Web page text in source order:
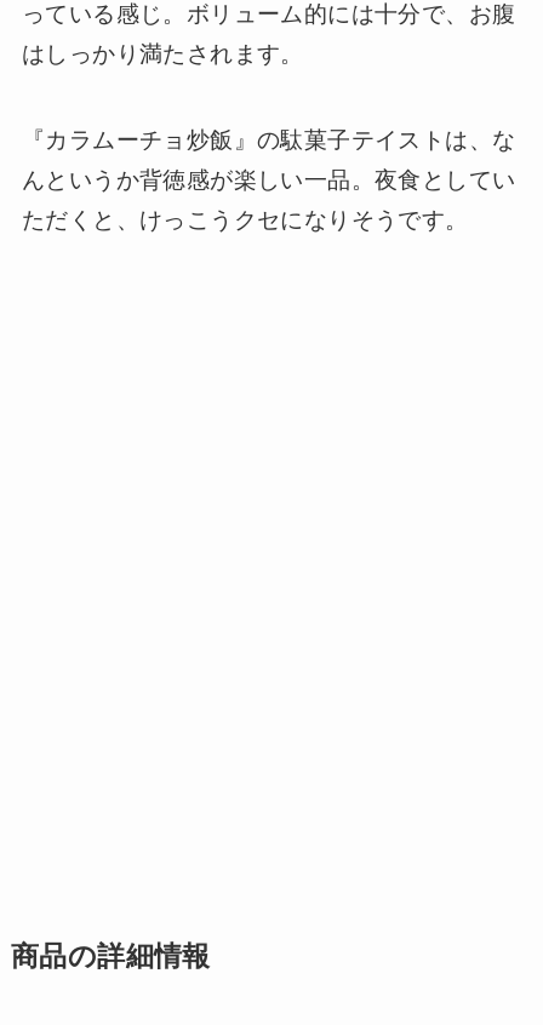
っている感じ。ボリューム的には十分で、お腹
はしっかり満たされます。
『カラムーチョ炒飯』の駄菓子テイストは、な
んというか背徳感が楽しい一品。夜食としてい
ただくと、けっこうクセになりそうです。
商品の詳細情報